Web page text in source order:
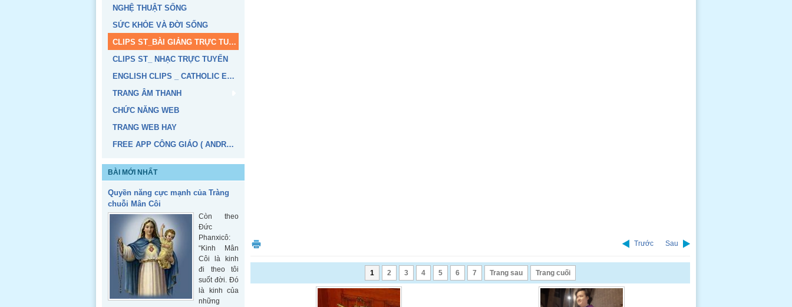
NGHỆ THUẬT SỐNG
SỨC KHỎE VÀ ĐỜI SỐNG
CLIPS ST_BÀI GIẢNG TRỰC TUYẾN
CLIPS ST_ NHẠC TRỰC TUYẾN
ENGLISH CLIPS _ CATHOLIC EDUCATION
TRANG ÂM THANH
CHỨC NĂNG WEB
TRANG WEB HAY
FREE APP CÔNG GIÁO ( ANDROID, IOS)
BÀI MỚI NHẤT
Quyền năng cực mạnh của Tràng
chuỗi Mân Côi
Còn theo
Đức
Phanxicô:
“Kinh Mân
Côi là kinh
đi theo tôi
suốt đời. Đó
là kinh của
những
Trước Sau
1 2 3 4 5 6 7 Trang sau Trang cuối